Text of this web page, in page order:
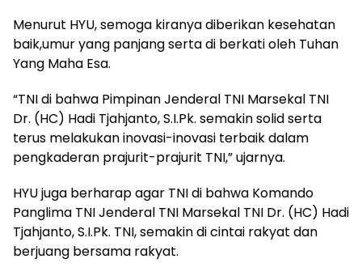
Menurut HYU, semoga kiranya diberikan kesehatan
baik,umur yang panjang serta di berkati oleh Tuhan
Yang Maha Esa.
“TNI di bahwa Pimpinan Jenderal TNI Marsekal TNI
Dr. (HC) Hadi Tjahjanto, S.I.Pk. semakin solid serta
terus melakukan inovasi-inovasi terbaik dalam
pengkaderan prajurit-prajurit TNI,” ujarnya.
HYU juga berharap agar TNI di bahwa Komando
Panglima TNI Jenderal TNI Marsekal TNI Dr. (HC) Hadi
Tjahjanto, S.I.Pk. TNI, semakin di cintai rakyat dan
berjuang bersama rakyat.